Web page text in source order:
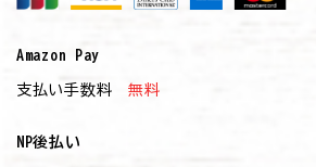
Amazon Pay
支払い手数料 無料
NP後払い